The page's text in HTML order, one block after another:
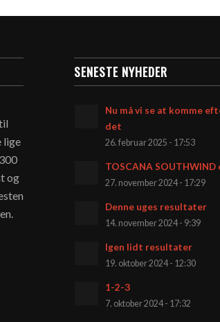
lige
og
SENESTE NYHEDER
Nu må vi se at komme
det
26. februar 2025 - 17:53
TOSCANA SOUTHWIND
27. november 2024 - 17:29
Denne uges resultater
14. november 2024 - 9:39
Igen lidt resultater
19. oktober 2024 - 12:30
1-2-3
7. oktober 2024 - 17:32